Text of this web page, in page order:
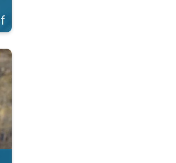
bloeien. . .